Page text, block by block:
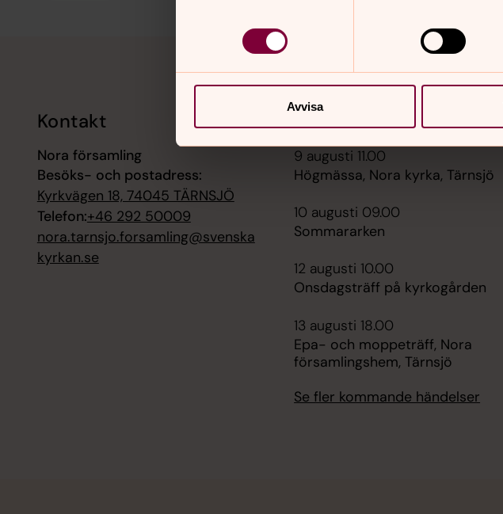
Avvisa
Kontakt
Nora församling
Besöks- och postadress:
Kyrkvägen 18, 74045 TÄRNSJÖ
Telefon:+46 292 50009
nora.tarnsjo.forsamling@svenska
kyrkan.se
Kalender
9 augusti 11.00
Högmässa, Nora kyrka, Tärnsjö
10 augusti 09.00
Sommararken
12 augusti 10.00
Onsdagsträff på kyrkogården
13 augusti 18.00
Epa- och moppeträff, Nora
församlingshem, Tärnsjö
Se fler kommande händelser